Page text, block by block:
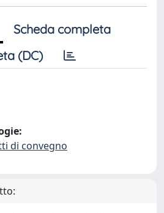
Scheda completa
(DC)
di convegno